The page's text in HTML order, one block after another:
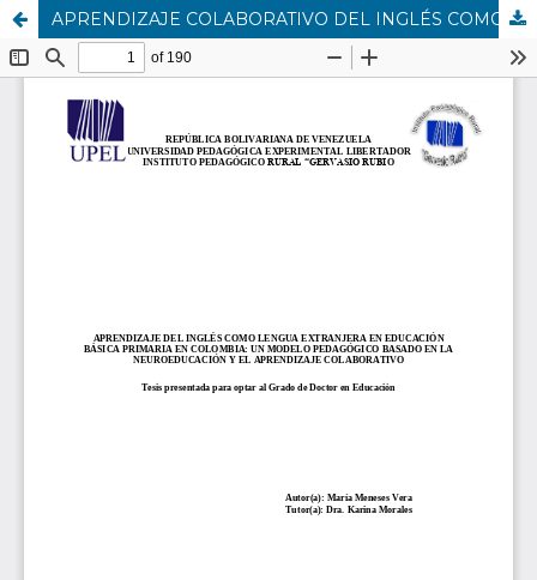
APRENDIZAJE COLABORATIVO DEL INGLÉS COMO LENGUA EXTRANJERA EN EDUCACIÓN BÁSICA PRIMARIA-COLOMBIA: UN MODELO PEDAGÓGICO BASADO EN LA NEUROEDUCACIÓN